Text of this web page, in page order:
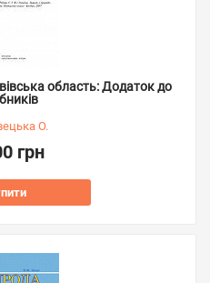
область: Додаток до
О.
грн